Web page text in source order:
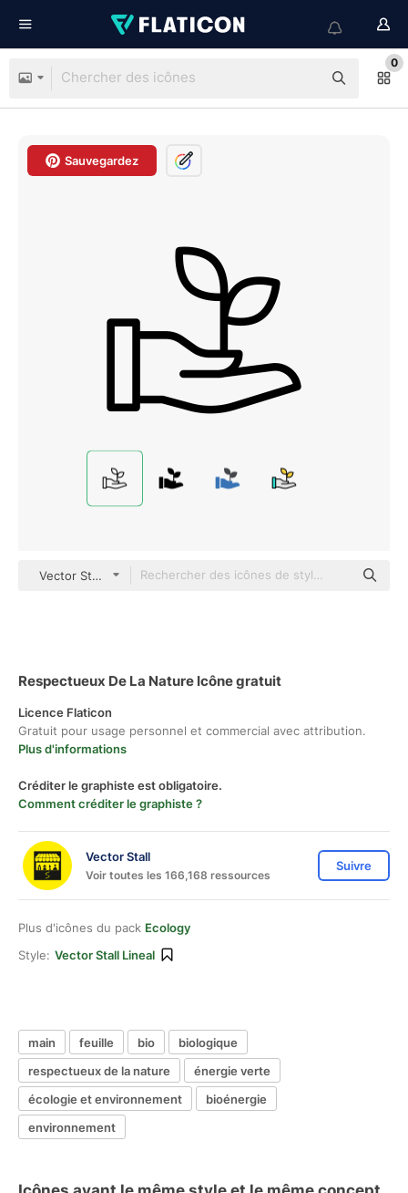
0
Sauvegardez
Vector Stall Lineal
Respectueux De La Nature Icône gratuit
Licence Flaticon
Gratuit pour usage personnel et commercial avec attribution.
Plus d'informations
Créditer le graphiste est obligatoire.
Comment créditer le graphiste ?
Vector Stall
Voir toutes les 166,168 ressources
Suivre
Plus d'icônes du pack Ecology
Style: Vector Stall Lineal
main feuille bio
biologique
respectueux de la nature
énergie verte
écologie et environnement
bioénergie
environnement